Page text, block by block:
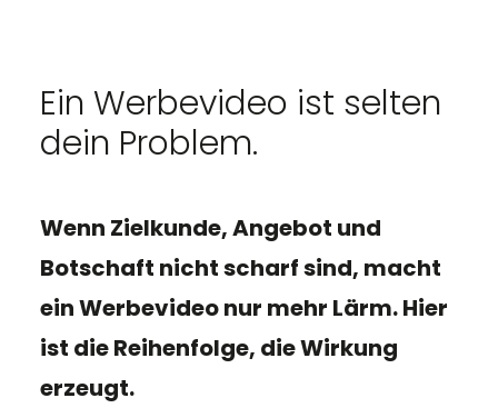
Ein Werbevideo ist selten
dein Problem.
Wenn Zielkunde, Angebot und
Botschaft nicht scharf sind, macht
ein Werbevideo nur mehr Lärm. Hier
ist die Reihenfolge, die Wirkung
erzeugt.